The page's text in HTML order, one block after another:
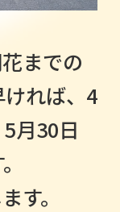
までの
れば、4
月30日
す。